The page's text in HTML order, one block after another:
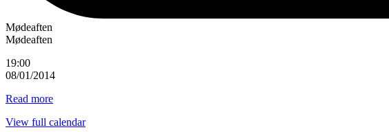
Mødeaften
Mødeaften
19:00
08/01/2014
Read more
View full calendar